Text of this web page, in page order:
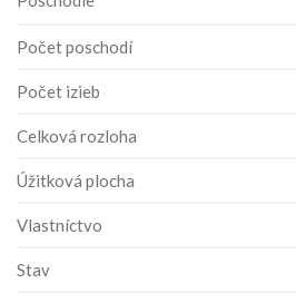
Počet poschodí
Počet izieb
Celková rozloha
Úžitková plocha
Vlastníctvo
Stav